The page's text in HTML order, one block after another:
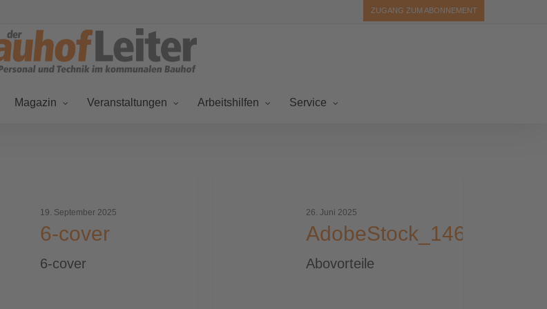
ZUGANG ZUM ABONNEMENT
Magazin Veranstaltungen Arbeitshilfen Service
19. September 2025
6-cover
6-cover
26. Juni 2025
Abovorteile